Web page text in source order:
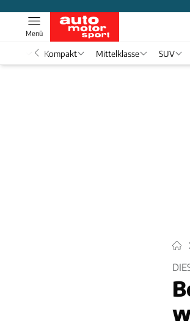
Menü
Kompakt Mittelklasse SUV